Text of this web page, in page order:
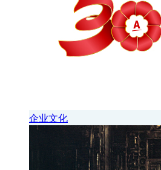
企业文化